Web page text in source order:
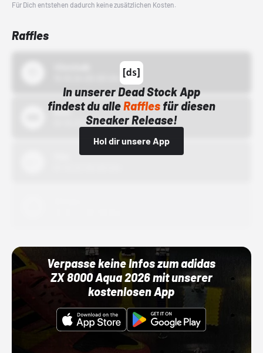
Für Dich entstehen dadurch keine zusätzlichen Kosten.
Raffles
In unserer Dead Stock App
findest du alleRafflesfür diesen
Sneaker Release!
Hol dir unsere App
Bstn
01.10.22 00:00 Uhr
Verpasse keine Infos zum adidas
ZX 8000 Aqua 2026 mit unserer
kostenlosen App